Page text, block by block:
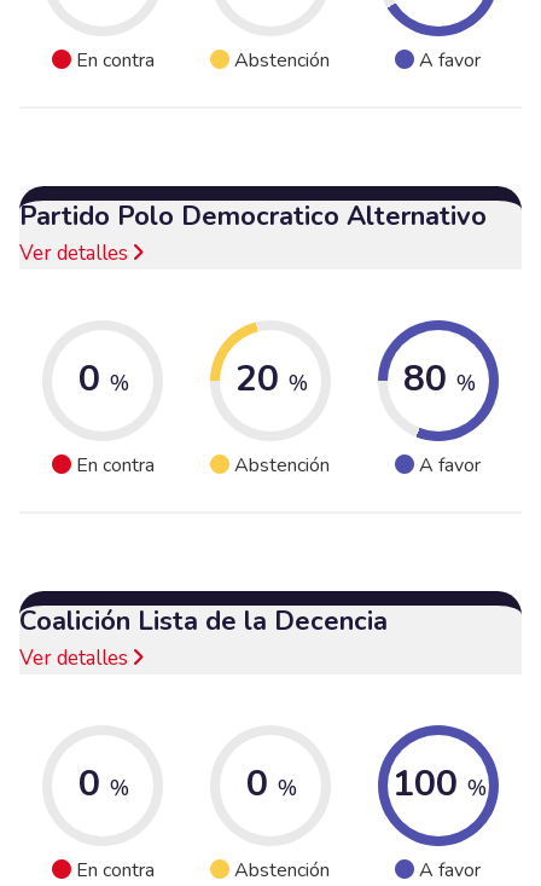
En contra Abstención A favor
Partido Polo Democratico Alternativo
Ver detalles
0 %
En contra
20 %
Abstención
80 %
A favor
Coalición Lista de la Decencia
Ver detalles
0 %
En contra
0 %
Abstención
100 %
A favor